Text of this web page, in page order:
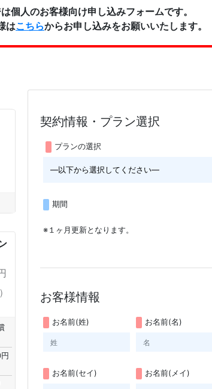
個人のお客様向け申し込みフォームです。
はこちらからお申し込みをお願いいたします。
契約情報・プラン選択
プランの選択
期間
※１ヶ月更新となります。
お客様情報
お名前(姓) お名前(名)
お名前(セイ) お名前(メイ)